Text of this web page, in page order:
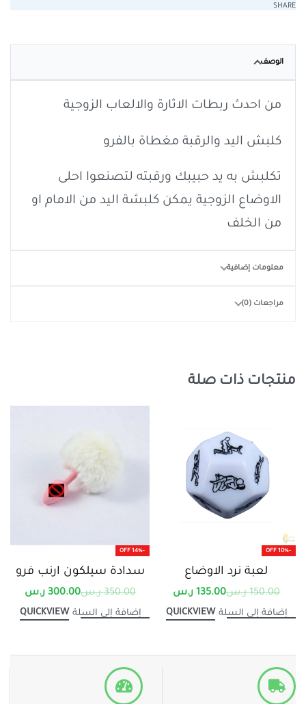
SHARE
الوصف
من احدث ربطات الاثارة والالعاب الزوجية
كلبش اليد والرقبة مغطاة بالفرو
تكلبش به يد حبيبك ورقبته لتصنعوا احلى
الاوضاع الزوجية يمكن كلبشة اليد من الامام او
من الخلف
معلومات إضافية
مراجعات (0)
منتجات ذات صلة
-10% OFF
لعبة نرد الاوضاع
150.00 ر.س135.00 ر.س
إضافة إلى السلة QUICKVIEW
-14% OFF
سدادة سيلكون ارنب فرو
350.00 ر.س300.00 ر.س
إضافة إلى السلة QUICKVIEW